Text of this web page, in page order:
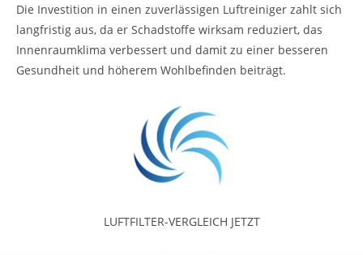
Die Investition in einen zuverlässigen Luftreiniger zahlt sich
langfristig aus, da er Schadstoffe wirksam reduziert, das
Innenraumklima verbessert und damit zu einer besseren
Gesundheit und höherem Wohlbefinden beiträgt.
LUFTFILTER-VERGLEICH JETZT